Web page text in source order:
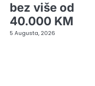
bez više od
40.000 KM
5 Augusta, 2026